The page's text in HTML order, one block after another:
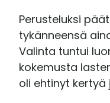
Perusteluksi
tykänneensä
Valinta tuntui
kokemusta
oli ehtinyt kertyä